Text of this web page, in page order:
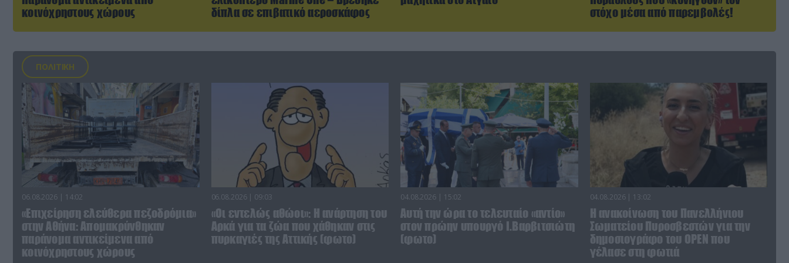
κοινόχρηστους χώρους
δίπλα σε επιβατικό αεροσκάφος
στόχο μέσα από παρεμβολές!
ΠΟΛΙΤΙΚΗ
06.08.2026 | 14:02
«Επιχείρηση ελεύθερα πεζοδρόμια»
στην Αθήνα: Απομακρύνθηκαν
παράνομα αντικείμενα από
κοινόχρηστους χώρους
06.08.2026 | 09:03
«Οι εντελώς αθώοι»: Η ανάρτηση του
Αρκά για τα ζώα που χάθηκαν στις
πυρκαγιές της Αττικής (φωτο)
04.08.2026 | 15:02
Αυτή την ώρα το τελευταίο «αντίο»
στον πρώην υπουργό Ι.Βαρβιτσιώτη
(φωτο)
04.08.2026 | 13:02
Η ανακοίνωση του Πανελλήνιου
Σωματείου Πυροσβεστών για την
δημοσιογράφο του OPEN που
γέλασε στη φωτιά